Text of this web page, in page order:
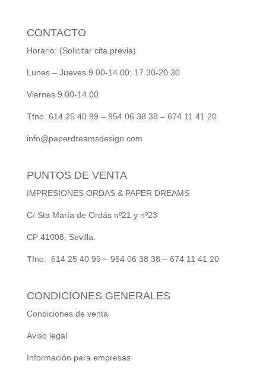
CONTACTO
Horario: (Solicitar cita previa)
Lunes – Jueves 9.00-14.00; 17.30-20.30
Viernes 9.00-14.00
Tfno. 614 25 40 99 – 954 06 38 38 – 674 11 41 20
info@paperdreamsdesign.com
PUNTOS DE VENTA
IMPRESIONES ORDAS & PAPER DREAMS
C/ Sta María de Ordás nº21 y nº23
CP 41008, Sevilla.
Tfno. 614 25 40 99 – 954 06 38 38 – 674 11 41 20
CONDICIONES GENERALES
Condiciones de venta
Aviso legal
Información para empresas